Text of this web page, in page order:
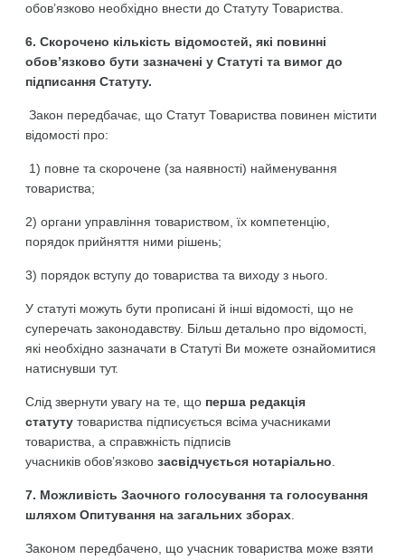
обов’язково необхідно внести до Статуту Товариства.
6. Скорочено кількість відомостей, які повинні
обов’язково бути зазначені у Статуті та вимог до
підписання Статуту.
Закон передбачає, що Статут Товариства повинен містити
відомості про:
1) повне та скорочене (за наявності) найменування
товариства;
2) органи управління товариством, їх компетенцію,
порядок прийняття ними рішень;
3) порядок вступу до товариства та виходу з нього.
У статуті можуть бути прописані й інші відомості, що не
суперечать законодавству. Більш детально про відомості,
які необхідно зазначати в Статуті Ви можете ознайомитися
натиснувши тут.
Слід звернути увагу на те, що перша редакція
статуту товариства підписується всіма учасниками
товариства, а справжність підписів
учасників обов’язковозасвідчується нотаріально
7. Можливість Заочного голосування та голосування
шляхом Опитування на загальних зборах
Законом передбачено, що учасник товариства може взяти